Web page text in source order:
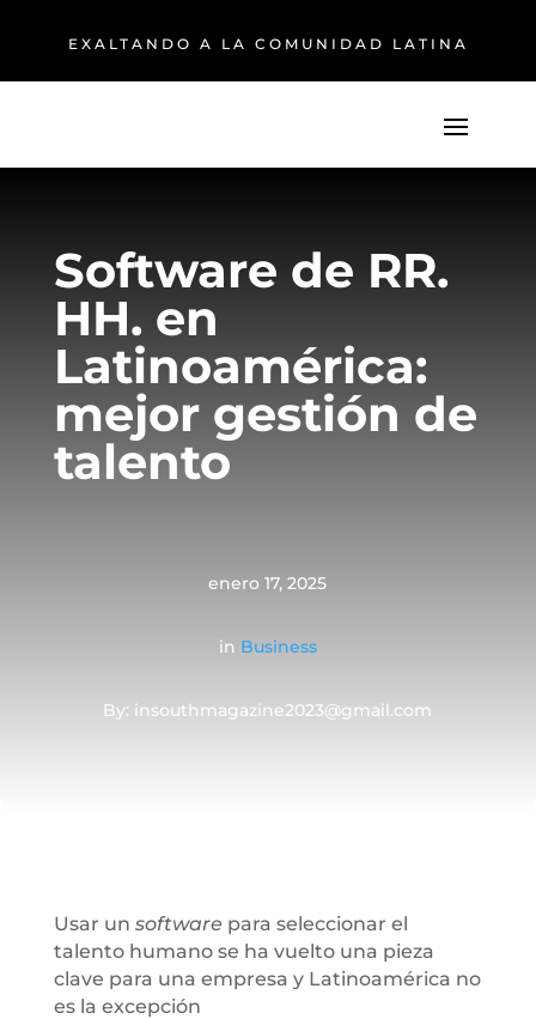
EXALTANDO A LA COMUNIDAD LATINA
Software de RR.
HH. en
Latinoamérica:
mejor gestión de
talento
enero 17, 2025
in Business
By: insouthmagazine2023@gmail.com
Usar un softwarepara seleccionar el
talento humano se ha vuelto una pieza
clave para una empresa y Latinoamérica no
es la excepción